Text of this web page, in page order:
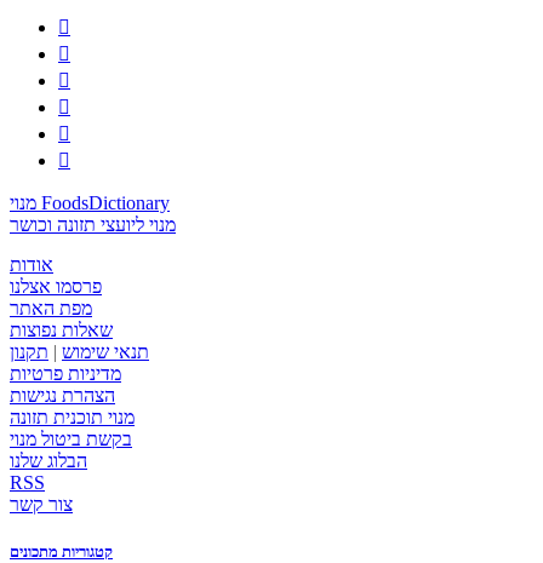






מנוי FoodsDictionary
מנוי ליועצי תזונה וכושר
אודות
פרסמו אצלנו
מפת האתר
שאלות נפוצות
תנאי שימוש | תקנון
מדיניות פרטיות
הצהרת נגישות
מנוי תוכנית תזונה
בקשת ביטול מנוי
הבלוג שלנו
RSS
צור קשר
קטגוריות מתכונים